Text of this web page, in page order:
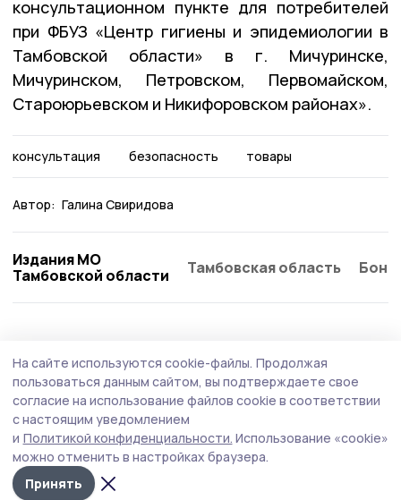
консультационном пункте для потребителей
при ФБУЗ «Центр гигиены и эпидемиологии в
Тамбовской области» в г. Мичуринске,
Мичуринском, Петровском, Первомайском,
Староюрьевском и Никифоровском районах».
консультация безопасность товары
Автор: Галина Свиридова
Издания МО
Тамбовской области
Тамбовская область
Клуб «Тепло маминых рук» открыли в
Мичуринском округе
Клуб стал седьмой площадкой, созданной в
муниципалитетах Тамбовской области по инициативе
филиала фонда «Защитники Отечества».
На сайте используются cookie-файлы. Продолжая
пользоваться данным сайтом, вы подтверждаете свое
согласие на использование файлов cookie в соответствии
с настоящим уведомлением
и Политикой конфиденциальности. Использование «cookie»
можно отменить в настройках браузера.
Принять